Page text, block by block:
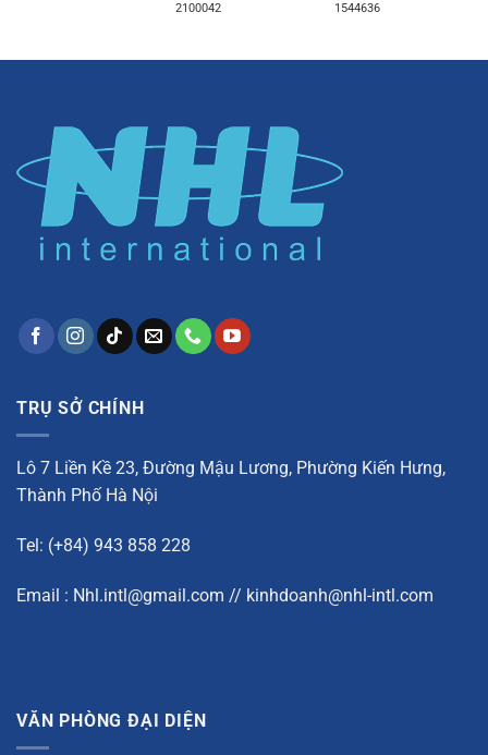
2100042
1544636
TRỤ SỞ CHÍNH
Lô 7 Liền Kề 23, Đường Mậu Lương, Phường Kiến Hưng,
Thành Phố Hà Nội
Tel: (+84) 943 858 228
Email : Nhl.intl@gmail.com // kinhdoanh@nhl-intl.com
VĂN PHÒNG ĐẠI DIỆN